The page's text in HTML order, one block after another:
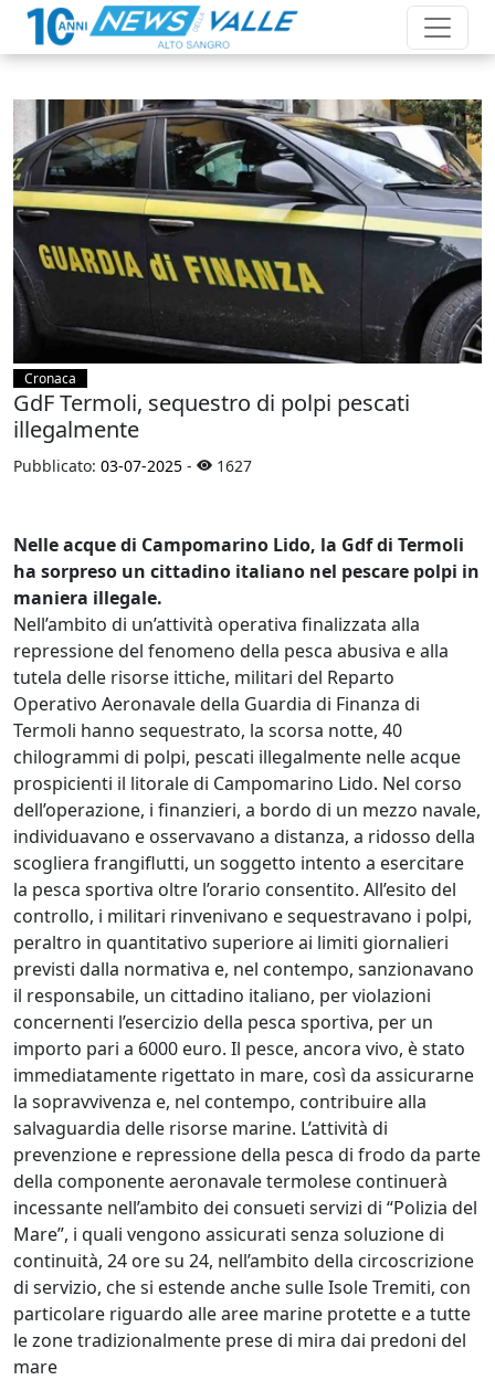
Cronaca
GdF Termoli, sequestro di polpi pescati
illegalmente
Pubblicato: 03-07-2025 - 1627
Nelle acque di Campomarino Lido, la Gdf di Termoli
ha sorpreso un cittadino italiano nel pescare polpi in
maniera illegale.
Nell’ambito di un’attività operativa finalizzata alla
repressione del fenomeno della pesca abusiva e alla
tutela delle risorse ittiche, militari del Reparto
Operativo Aeronavale della Guardia di Finanza di
Termoli hanno sequestrato, la scorsa notte, 40
chilogrammi di polpi, pescati illegalmente nelle acque
prospicienti il litorale di Campomarino Lido. Nel corso
dell’operazione, i finanzieri, a bordo di un mezzo navale,
individuavano e osservavano a distanza, a ridosso della
scogliera frangiflutti, un soggetto intento a esercitare
la pesca sportiva oltre l’orario consentito. All’esito del
controllo, i militari rinvenivano e sequestravano i polpi,
peraltro in quantitativo superiore ai limiti giornalieri
previsti dalla normativa e, nel contempo, sanzionavano
il responsabile, un cittadino italiano, per violazioni
concernenti l’esercizio della pesca sportiva, per un
importo pari a 6000 euro. Il pesce, ancora vivo, è stato
immediatamente rigettato in mare, così da assicurarne
la sopravvivenza e, nel contempo, contribuire alla
salvaguardia delle risorse marine. L’attività di
prevenzione e repressione della pesca di frodo da parte
della componente aeronavale termolese continuerà
incessante nell’ambito dei consueti servizi di “Polizia del
Mare”, i quali vengono assicurati senza soluzione di
continuità, 24 ore su 24, nell’ambito della circoscrizione
di servizio, che si estende anche sulle Isole Tremiti, con
particolare riguardo alle aree marine protette e a tutte
le zone tradizionalmente prese di mira dai predoni del
mare